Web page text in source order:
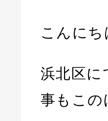
こんに
浜北区に
事もこの